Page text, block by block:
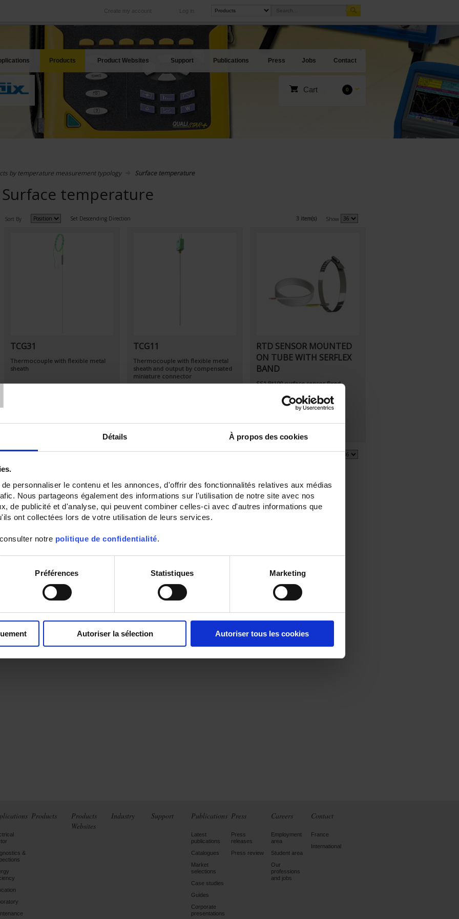
Détails À propos des cookies
personnaliser le contenu et les annonces, d'offrir des fonctionnalités relatives aux médias
Nous partageons également des informations sur l'utilisation de notre site avec nos
de publicité et d'analyse, qui peuvent combiner celles-ci avec d'autres informations que
ont collectées lors de votre utilisation de leurs services.
notre politique de confidentialité.
Préférences Statistiques Marketing
Autoriser la sélection Autoriser tous les cookies
Log in
Create my account
International
Our subsidiaries abroad
Our best offers
Products Product Websites Support Publications Press Jobs Contact
Cart 0
by temperature measurement typology Surface temperature
Surface temperature
Sort By Set Descending Direction 3 item(s) Show
TCG31
Thermocouple with flexible metal
sheath
TCG11
Thermocouple with flexible metal
sheath and output by compensated
miniature connector
RTD SENSOR MOUNTED
ON TUBE WITH SERFLEX
BAND
SS1 Pt100 surface sensor fixed
Set Descending Direction 3 item(s)
&
Products
Products
Websites
Industry Support Publications
Latest
publications
Catalogues
Market
selections
Case studies
Guides
Corporate
presentations
Press
Press
releases
Press review
Careers
Employment
area
Student area
Our
professions
and jobs
Contact
France
International